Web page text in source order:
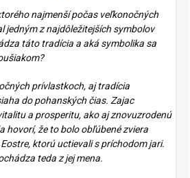
najmenší počas veľkonočných
jedným z najdôležitejších symbolov
táto tradícia a aká symbolika sa
prívlastkoch, aj tradícia
do pohanských čias. Zajac
a prosperitu, ako aj znovuzrodenú
hovorí, že to bolo obľúbené zviera
ktorú uctievali s príchodom jari.
teda z jej mena.